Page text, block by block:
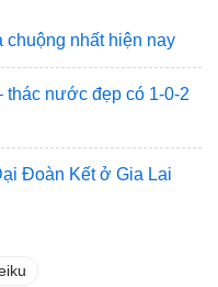
nhất hiện nay
thác nước đẹp có 1-0-2
Đoàn Kết ở Gia Lai